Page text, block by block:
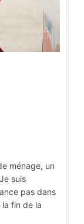
ménage, un
suis
pas dans
fin de la